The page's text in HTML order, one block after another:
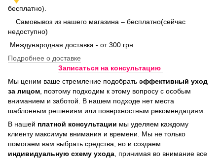
бесплатно).
Самовывоз из нашего магазина – бесплатно(сейчас
недоступно)
Международная доставка - от 300 грн.
Подробнее о доставке
Записаться на консультацию
Мы ценим ваше стремление подобрать эффективный уход
за лицом, поэтому подходим к этому вопросу с особым
вниманием и заботой. В нашем подходе нет места
шаблонным решениям или поверхностным рекомендациям.
В нашей платной консультации мы уделяем каждому
клиенту максимум внимания и времени. Мы не только
помогаем вам выбрать средства, но и создаем
индивидуальную схему ухода, принимая во внимание все